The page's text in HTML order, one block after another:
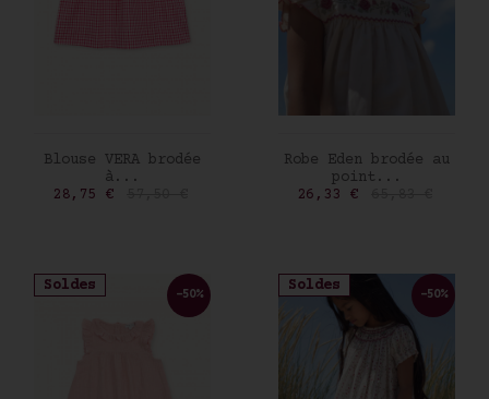
AJOUTER AU PANIER
Blouse VERA brodée
à...
Prix
28,75 €
AJOUTER AU PANIER
Robe Eden brodée au
point...
Prix
26,33 €
Soldes
-50%
Soldes
-50%